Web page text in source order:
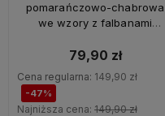
pomarańczowo-chabrowa
we wzory z falbanami
79,90 zł
Cena regularna: 149,90 zł
-47%
Najniższa cena: 149,90 zł